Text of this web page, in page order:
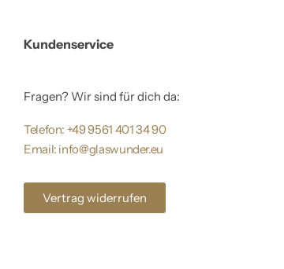
Kundenservice
Fragen? Wir sind für dich da:
Telefon: +49 9561 401 34 90
Email: info@glaswunder.eu
Vertrag widerrufen